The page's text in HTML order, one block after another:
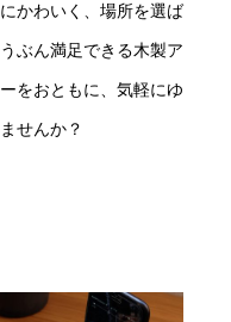
かわいく、場所を選ば
ぶん満足できる木製ア
をおともに、気軽にゆ
せんか？